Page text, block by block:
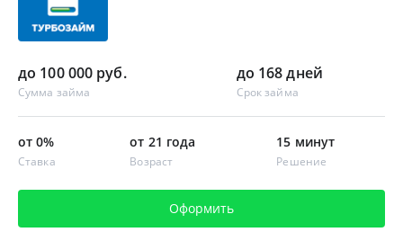
до 100 000 руб.
Сумма займа
до 168 дней
Срок займа
от 0%
Ставка
от 21 года
Возраст
15 минут
Решение
Оформить